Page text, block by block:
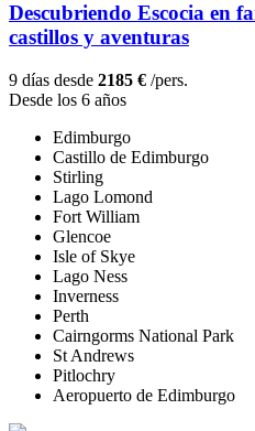
Descubriendo Escocia en
castillos y aventuras
9 días desde 2185 € /pers.
Desde los 6 años
Edimburgo
Castillo de Edimburgo
Stirling
Lago Lomond
Fort William
Glencoe
Isle of Skye
Lago Ness
Inverness
Perth
Cairngorms National Park
St Andrews
Pitlochry
Aeropuerto de Edimburgo